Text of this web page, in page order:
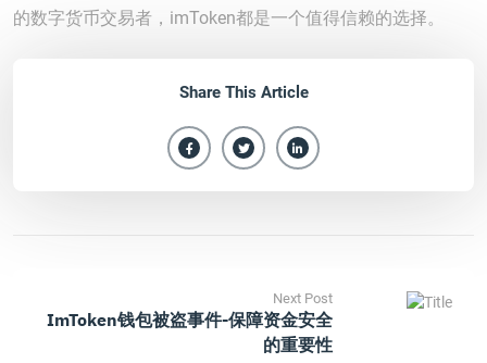
的数字货币交易者，imToken都是一个值得信赖的选择。
Share This Article
Next Post
ImToken钱包被盗事件-保障资金安全
的重要性